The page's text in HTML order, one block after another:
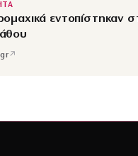
εντοπίστηκαν
↗